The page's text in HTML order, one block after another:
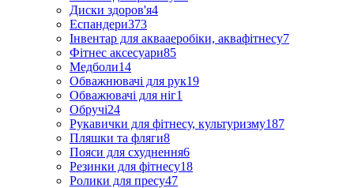
Диски здоров'я4
Еспандери373
Інвентар для аквааеробіки, аквафітнесу7
Фітнес аксесуари85
Медболи14
Обважнювачі для рук19
Обважювачі для ніг1
Обручі24
Рукавички для фітнесу, культуризму187
Пляшки та фляги8
Пояси для схуднення6
Резинки для фітнесу18
Ролики для пресу47